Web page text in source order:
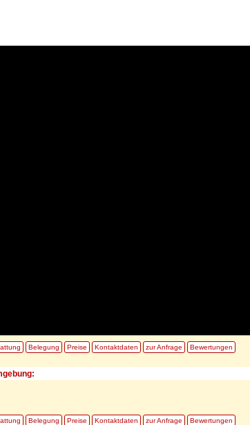
Belegung Preise Kontaktdaten zur Anfrage Bewertungen
Belegung Preise Kontaktdaten zur Anfrage Bewertungen